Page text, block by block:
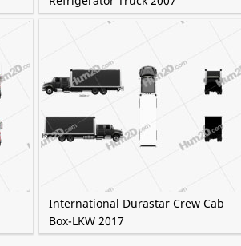
International Durastar Crew Cab
Box-LKW 2017